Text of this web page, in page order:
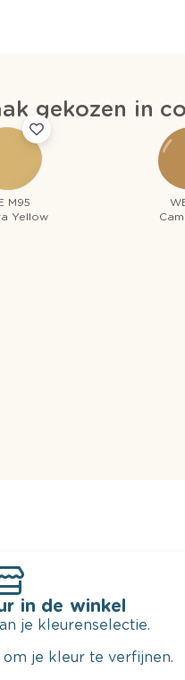
gekozen in
M95
Yellow
in de winkel
je kleurenselectie.
je kleur te verfijnen.